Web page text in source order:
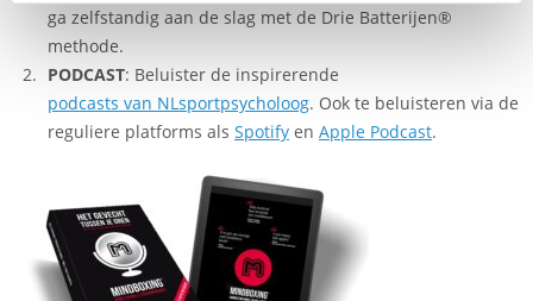
ga zelfstandig aan de slag met de Drie Batterijen®
methode.
PODCAST: Beluister de inspirerende
podcasts van NLsportpsycholoog. Ook te beluisteren via de
reguliere platforms als Spotify en Apple Podcast.